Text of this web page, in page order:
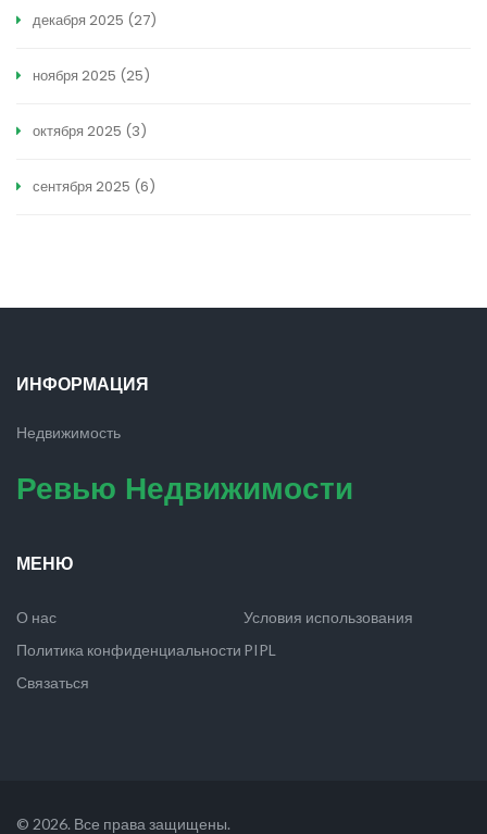
декабря 2025 (27)
ноября 2025 (25)
октября 2025 (3)
сентября 2025 (6)
ИНФОРМАЦИЯ
Недвижимость
Ревью Недвижимости
МЕНЮ
О нас
Условия использования
Политика конфиденциальности PIPL
Связаться
© 2026. Все права защищены.